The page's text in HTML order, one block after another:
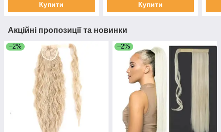
Купити Купити
Акційні пропозиції та новинки
–2% –2%